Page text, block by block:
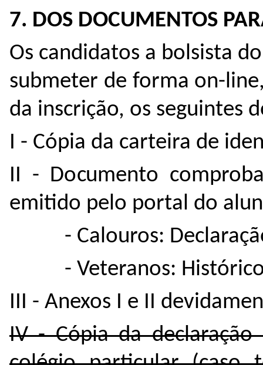
7. DOS DOCUMENTOS
Os candidatos a bolsista
submeter de forma on-
da inscrição, os seguintes
I - Cópia da carteira de
II - Documento
emitido pelo portal do
- Calouros:
- Veteranos:
III - Anexos I e II
IV - Cópia da